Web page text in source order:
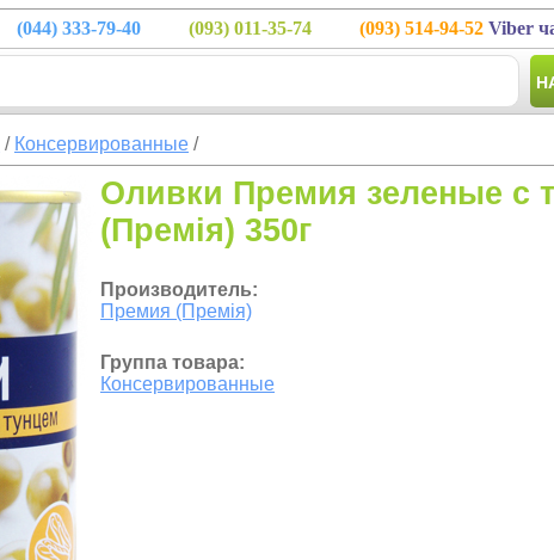
(044) 333-79-40 (093) 011-35-74 (093) 514-94-52 Viber
/ Консервированные /
Оливки Премия зеленые с
(Премія) 350г
Производитель:
Премия (Премія)
Группа товара:
Консервированные